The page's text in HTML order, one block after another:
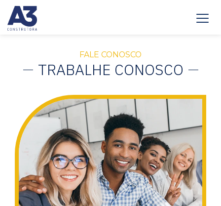
FALE CONOSCO
TRABALHE CONOSCO